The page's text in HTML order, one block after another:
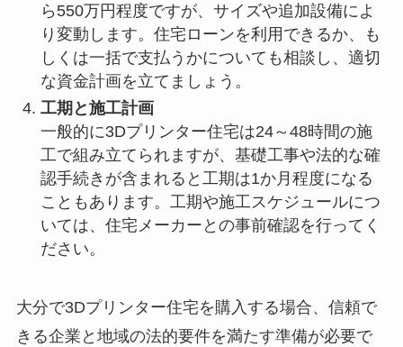
ら550万円程度ですが、サイズや追加設備によ
り変動します。住宅ローンを利用できるか、も
しくは一括で支払うかについても相談し、適切
な資金計画を立てましょう。
工期と施工計画
一般的に3Dプリンター住宅は24～48時間の施
工で組み立てられますが、基礎工事や法的な確
認手続きが含まれると工期は1か月程度になる
こともあります。工期や施工スケジュールにつ
いては、住宅メーカーとの事前確認を行ってく
ださい。
大分で3Dプリンター住宅を購入する場合、信頼で
きる企業と地域の法的要件を満たす準備が必要で